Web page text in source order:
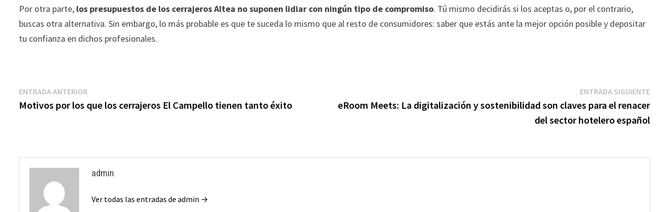
Por otra parte, los presupuestos de los cerrajeros Altea no suponen lidiar con ningún tipo de compromiso. Tú mismo decidirás si los aceptas o, por el contrario,
buscas otra alternativa. Sin embargo, lo más probable es que te suceda lo mismo que al resto de consumidores: saber que estás ante la mejor opción posible y depositar
tu confianza en dichos profesionales.
Navegación
de
ENTRADA ANTERIOR
anterior:
Motivos por los que los cerrajeros El Campello tienen tanto éxito
ENTRADA SIGUIENTE
eRoom Meets: La digitalización y sostenibilidad son claves para el renacer
del sector hotelero español
admin
Ver todas las entradas de admin →